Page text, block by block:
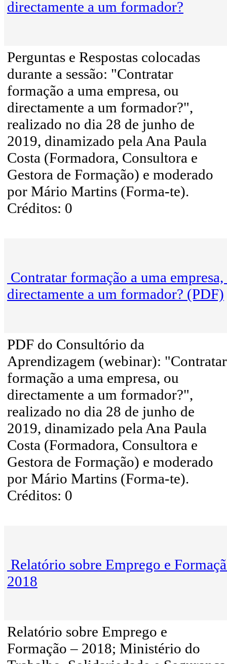
directamente a um formador?
Perguntas e Respostas colocadas
durante a sessão: "Contratar
formação a uma empresa, ou
directamente a um formador?",
realizado no dia 28 de junho de
2019, dinamizado pela Ana Paula
Costa (Formadora, Consultora e
Gestora de Formação) e moderado
por Mário Martins (Forma-te).
Créditos: 0
Contratar formação a uma
directamente a um formador? (PDF)
PDF do Consultório da
Aprendizagem (webinar): "Contratar
formação a uma empresa, ou
directamente a um formador?",
realizado no dia 28 de junho de
2019, dinamizado pela Ana Paula
Costa (Formadora, Consultora e
Gestora de Formação) e moderado
por Mário Martins (Forma-te).
Créditos: 0
Relatório sobre Emprego e
2018
Relatório sobre Emprego e
Formação – 2018; Ministério do